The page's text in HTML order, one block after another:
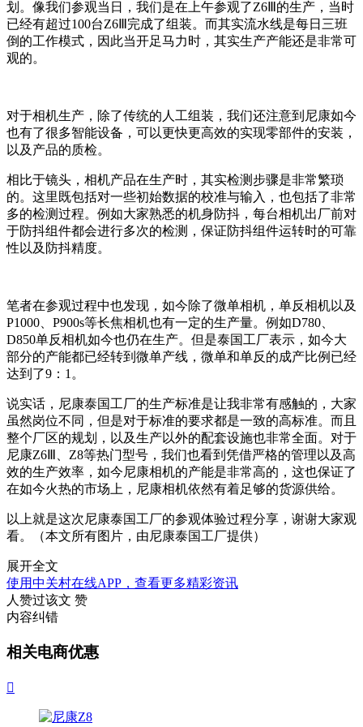
划。像我们参观当日，我们是在上午参观了Z6Ⅲ的生产，当时
已经有超过100台Z6Ⅲ完成了组装。而其实流水线是每日三班
倒的工作模式，因此当开足马力时，其实生产产能还是非常可
观的。
对于相机生产，除了传统的人工组装，我们还注意到尼康如今
也有了很多智能设备，可以更快更高效的实现零部件的安装，
以及产品的质检。
相比于镜头，相机产品在生产时，其实检测步骤是非常繁琐
的。这里既包括对一些初始数据的校准与输入，也包括了非常
多的检测过程。例如大家熟悉的机身防抖，每台相机出厂前对
于防抖组件都会进行多次的检测，保证防抖组件运转时的可靠
性以及防抖精度。
笔者在参观过程中也发现，如今除了微单相机，单反相机以及
P1000、P900s等长焦相机也有一定的生产量。例如D780、
D850单反相机如今也仍在生产。但是泰国工厂表示，如今大
部分的产能都已经转到微单产线，微单和单反的成产比例已经
达到了9：1。
说实话，尼康泰国工厂的生产标准是让我非常有感触的，大家
虽然岗位不同，但是对于标准的要求都是一致的高标准。而且
整个厂区的规划，以及生产以外的配套设施也非常全面。对于
尼康Z6Ⅲ、Z8等热门型号，我们也看到凭借严格的管理以及高
效的生产效率，如今尼康相机的产能是非常高的，这也保证了
在如今火热的市场上，尼康相机依然有着足够的货源供给。
以上就是这次尼康泰国工厂的参观体验过程分享，谢谢大家观
看。（本文所有图片，由尼康泰国工厂提供）
展开全文
使用中关村在线APP，查看更多精彩资讯
人赞过该文 赞
内容纠错
相关电商优惠
